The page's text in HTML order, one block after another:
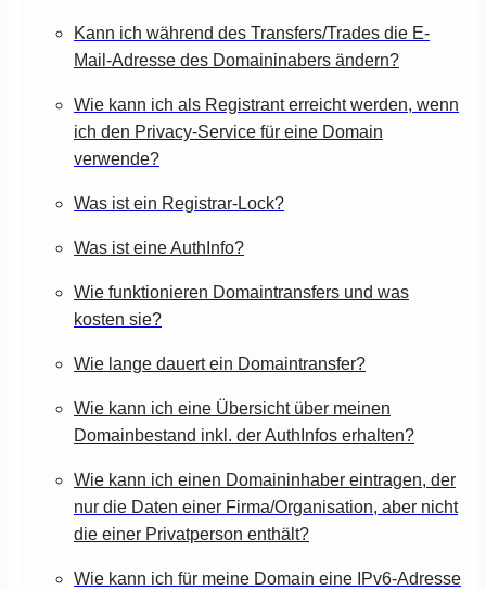
Kann ich während des Transfers/Trades die E-
Mail-Adresse des Domaininabers ändern?
Wie kann ich als Registrant erreicht werden, wenn
ich den Privacy-Service für eine Domain
verwende?
Was ist ein Registrar-Lock?
Was ist eine AuthInfo?
Wie funktionieren Domaintransfers und was
kosten sie?
Wie lange dauert ein Domaintransfer?
Wie kann ich eine Übersicht über meinen
Domainbestand inkl. der AuthInfos erhalten?
Wie kann ich einen Domaininhaber eintragen, der
nur die Daten einer Firma/Organisation, aber nicht
die einer Privatperson enthält?
Wie kann ich für meine Domain eine IPv6-Adresse